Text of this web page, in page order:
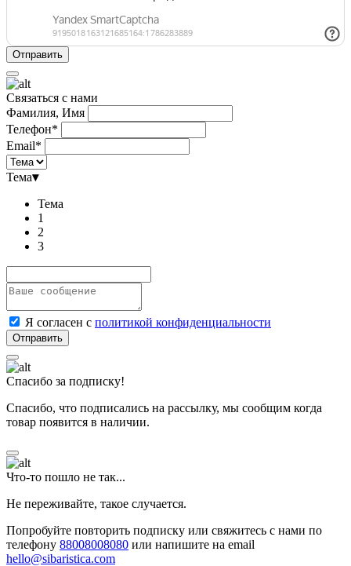
Связаться с нами
Фамилия, Имя
Телефон*
Email*
Тема▾
Тема
1
2
3
Я согласен с политикой конфиденциальности
Спасибо за подписку!
Спасибо, что подписались на рассылку, мы сообщим когда
товар появится в наличии.
Что-то пошло не так...
Не переживайте, такое случается.
Попробуйте повторить подписку или свяжитесь с нами по
телефону 88008008080 или напишите на email
hello@sibaristica.com